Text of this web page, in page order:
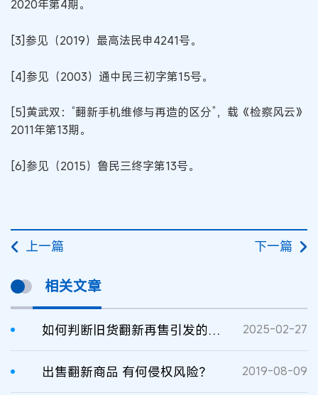
2020年第4期。
[3]参见（2019）最高法民申4241号。
[4]参见（2003）通中民三初字第15号。
[5]黄武双：“翻新手机维修与再造的区分”，载《检察风云》
2011年第13期。
[6]参见（2015）鲁民三终字第13号。
上一篇 下一篇
相关文章
如何判断旧货翻新再售引发的商标侵权 2025-02-27
出售翻新商品 有何侵权风险？ 2019-08-09